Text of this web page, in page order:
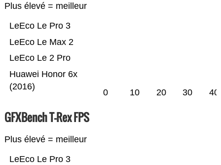
Plus élevé = meilleur
Huawei Honor 6x
(2016)
LeEco Le 2 Pro
LeEco Le Max 2
LeEco Le Pro 3
0 10 20 30 40
GFXBench T-Rex FPS
Plus élevé = meilleur
LeEco Le Pro 3